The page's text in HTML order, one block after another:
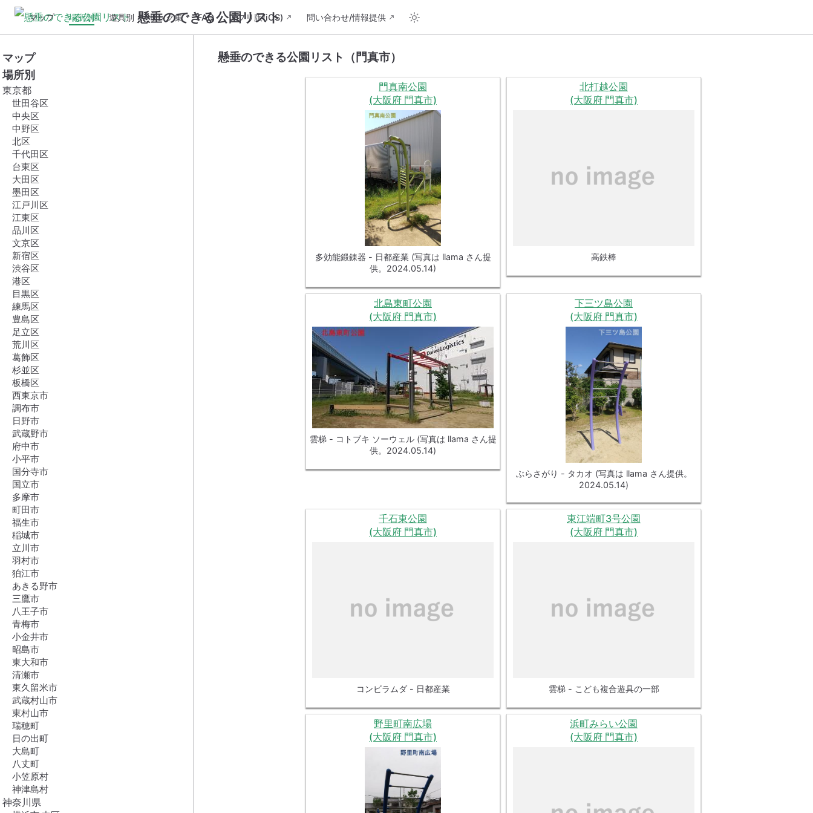
懸垂のできる公園リスト
マップ 場所別 遊具別 リンク集 FAQ アプリ版(iOS) 問い合わせ/情報提供
マップ
場所別
東京都
世田谷区
中央区
中野区
北区
千代田区
台東区
大田区
墨田区
江戸川区
江東区
品川区
文京区
新宿区
渋谷区
港区
目黒区
練馬区
豊島区
足立区
荒川区
葛飾区
杉並区
板橋区
西東京市
調布市
日野市
武蔵野市
府中市
小平市
国分寺市
国立市
多摩市
町田市
福生市
稲城市
立川市
羽村市
狛江市
あきる野市
三鷹市
八王子市
青梅市
小金井市
昭島市
東大和市
清瀬市
東久留米市
武蔵村山市
東村山市
瑞穂町
日の出町
大島町
八丈町
小笠原村
神津島村
神奈川県
懸垂のできる公園リスト（門真市）
門真南公園
(大阪府 門真市)
多効能鍛錬器 - 日都産業 (写真は llama さん提
供。2024.05.14)
北打越公園
(大阪府 門真市)
高鉄棒
北島東町公園
(大阪府 門真市)
雲梯 - コトブキ ソーウェル (写真は llama さん提
供。2024.05.14)
下三ツ島公園
(大阪府 門真市)
ぶらさがり - タカオ (写真は llama さん提供。
2024.05.14)
千石東公園
(大阪府 門真市)
コンビラムダ - 日都産業
東江端町3号公園
(大阪府 門真市)
雲梯 - こども複合遊具の一部
野里町南広場
(大阪府 門真市)
浜町みらい公園
(大阪府 門真市)